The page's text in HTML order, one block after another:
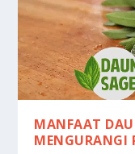
MANFAAT
MENGURANGI